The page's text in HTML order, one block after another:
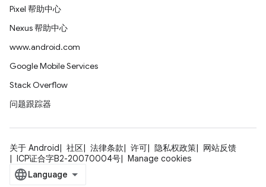
Pixel 帮助中心
Nexus 帮助中心
www.android.com
Google Mobile Services
Stack Overflow
问题跟踪器
关于 Android 社区 法律条款 许可 隐私权政策
网站反馈
ICP证合字B2-20070004号
Manage cookies